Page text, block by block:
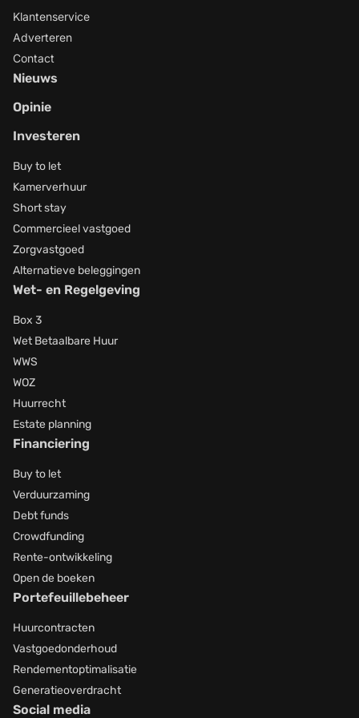
Klantenservice
Adverteren
Contact
Nieuws
Opinie
Investeren
Buy to let
Kamerverhuur
Short stay
Commercieel vastgoed
Zorgvastgoed
Alternatieve beleggingen
Wet- en Regelgeving
Box 3
Wet Betaalbare Huur
WWS
WOZ
Huurrecht
Estate planning
Financiering
Buy to let
Verduurzaming
Debt funds
Crowdfunding
Rente-ontwikkeling
Open de boeken
Portefeuillebeheer
Huurcontracten
Vastgoedonderhoud
Rendementoptimalisatie
Generatieoverdracht
Social media